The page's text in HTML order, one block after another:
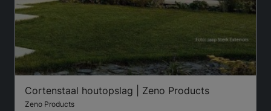
Cortenstaal houtopslag | Zeno Products
Zeno Products